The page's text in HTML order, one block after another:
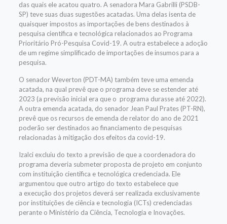
das quais ele acatou quatro. A senadora Mara Gabrilli (PSDB-
SP) teve suas duas sugestões acatadas. Uma delas isenta de
quaisquer impostos as importações de bens destinados à
pesquisa científica e tecnológica relacionados ao Programa
Prioritário Pró-Pesquisa Covid-19. A outra estabelece a adoção
de um regime simplificado de importações de insumos para a
pesquisa.
O senador Weverton (PDT-MA) também teve uma emenda
acatada, na qual prevê que o programa deve se estender até
2023 (a previsão inicial era que o programa durasse até 2022).
A outra emenda acatada, do senador Jean Paul Prates (PT-RN),
prevê que os recursos de emenda de relator do ano de 2021
poderão ser destinados ao financiamento de pesquisas
relacionadas à mitigação dos efeitos da covid-19.
Izalci excluiu do texto a previsão de que a coordenadora do
programa deveria submeter proposta de projeto em conjunto
com instituição científica e tecnológica credenciada. Ele
argumentou que outro artigo do texto estabelece que
a execução dos projetos deverá ser realizada exclusivamente
por instituições de ciência e tecnologia (ICTs) credenciadas
perante o Ministério da Ciência, Tecnologia e Inovações.